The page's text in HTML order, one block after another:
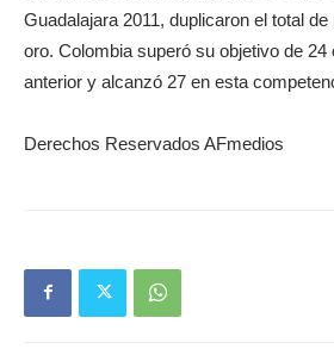
Guadalajara 2011, duplicaron el total
oro. Colombia superó su objetivo de 24
anterior y alcanzó 27 en esta
Derechos Reservados AFmedios